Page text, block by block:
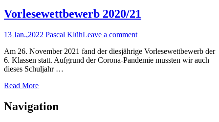
Vorlesewettbewerb 2020/21
13 Jan.,2022 Pascal KlühLeave a comment
Am 26. November 2021 fand der diesjährige Vorlesewettbewerb der
6. Klassen statt. Aufgrund der Corona-Pandemie mussten wir auch
dieses Schuljahr …
Read More
Navigation